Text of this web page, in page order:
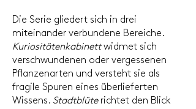
Die Serie gliedert sich in drei
miteinander verbundene Bereiche.
Kuriositätenkabinettwidmet sich
verschwundenen oder vergessenen
Pflanzenarten und versteht sie als
fragile Spuren eines überlieferten
Wissens. Stadtblüterichtet den Blick